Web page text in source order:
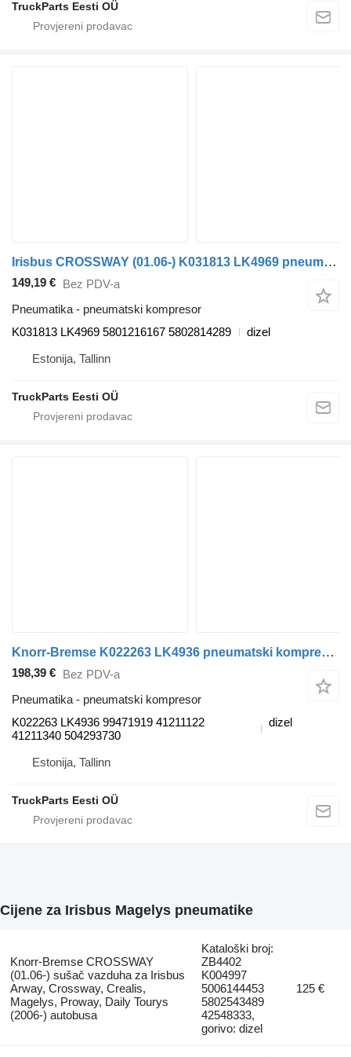
TruckParts Eesti OÜ
Irisbus CROSSWAY (01.06-) K031813 LK4969 pneumatski kompresor za Irisbus Arway, Crossway, Crealis, Magelys, Proway, Daily Tourys (2006-) autobusa
149,19 € Bez PDV-a
Pneumatika - pneumatski kompresor
K031813 LK4969 5801216167 5802814289
dizel
Estonija, Tallinn
TruckParts Eesti OÜ
Knorr-Bremse K022263 LK4936 pneumatski kompresor za Irisbus Arway, Crossway, Crealis, Magelys, Proway, Daily Tourys (2006-) autobusa
198,39 € Bez PDV-a
Pneumatika - pneumatski kompresor
K022263 LK4936 99471919 41211122
41211340 504293730
dizel
Estonija, Tallinn
TruckParts Eesti OÜ
Cijene za Irisbus Magelys pneumatikе
Knorr-Bremse CROSSWAY
(01.06-) sušač vazduha za Irisbus
Arway, Crossway, Crealis,
Magelys, Proway, Daily Tourys
(2006-) autobusa
Kataloški broj:
ZB4402
K004997
5006144453
5802543489
42548333,
gorivo: dizel
125 €